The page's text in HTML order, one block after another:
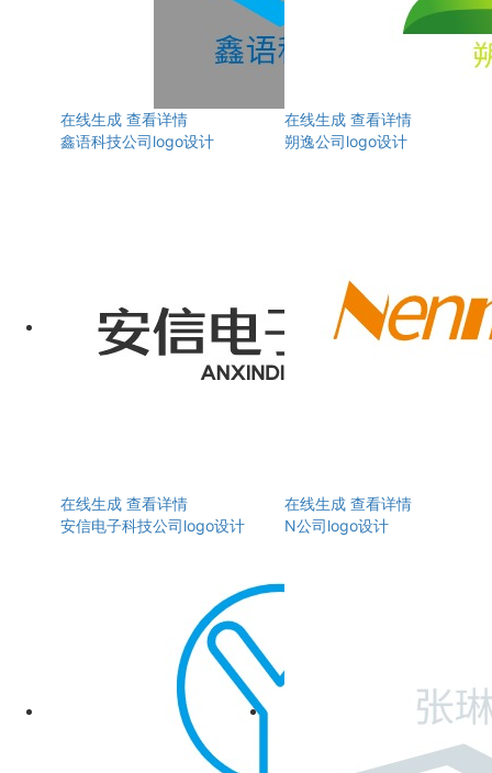
在线生成 查看详情
鑫语科技公司logo设计
在线生成 查看详情
朔逸公司logo设计
在线生成 查看详情
安信电子科技公司logo设计
在线生成 查看详情
N公司logo设计